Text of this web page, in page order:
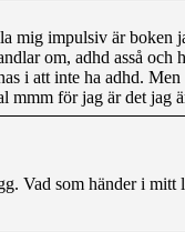
mig impulsiv är boken
om, adhd asså
i att inte ha adhd.
mmm för jag är det jag
Vad som händer i mitt